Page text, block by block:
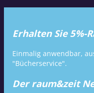
Erhalten Sie 5%-
Einmalig anwendbar,
"Bücherservice".
Der raum&zeit